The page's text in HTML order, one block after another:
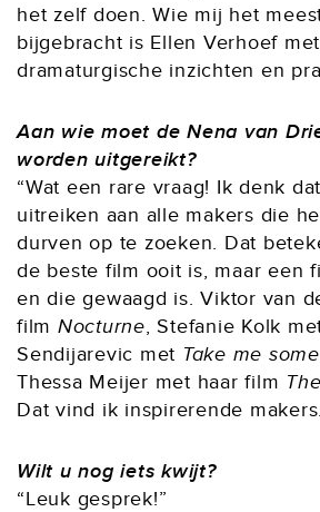
het zelf doen. Wie mij het
bijgebracht is Ellen Verhoef
dramaturgische inzichten en
Aan wie moet de Nena van
worden uitgereikt?
“Wat een rare vraag! Ik denk
uitreiken aan alle makers die
durven op te zoeken. Dat
de beste film ooit is, maar een
en die gewaagd is. Viktor van
film Nocturne, Stefanie Kolk
Sendijarevic met Take me
Thessa Meijer met haar film
Dat vind ik inspirerende
Wilt u nog iets kwijt?
“Leuk gesprek!”